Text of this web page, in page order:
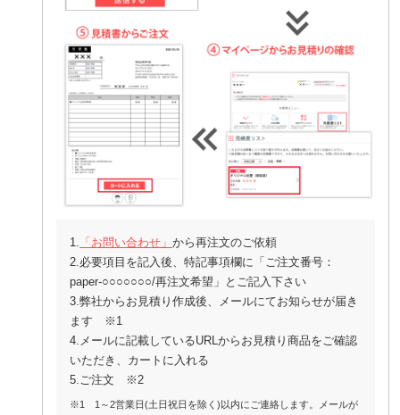
1. 「お問い合わせ」 から再注文のご依頼
2.必要項目を記入後、特記事項欄に「ご注文番号：
paper-○○○○○○○/再注文希望」とご記入下さい
3.弊社からお見積り作成後、メールにてお知らせが届き
ます ※1
4.メールに記載しているURLからお見積り商品をご確認
いただき、カートに入れる
5.ご注文 ※2
※1 1～2営業日(土日祝日を除く)以内にご連絡します。メールが